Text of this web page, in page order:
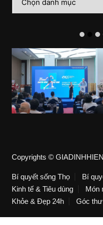
mục
Copyrights ©
Bí quyết sống Thọ
Bí
Kinh tế & Tiêu dùng
Món
Khỏe & Đẹp 24h
Góc